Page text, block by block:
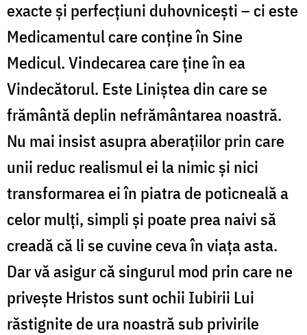
exacte și perfecțiuni duhovnicești – ci este
Medicamentul care conține în Sine
Medicul. Vindecarea care ține în ea
Vindecătorul. Este Liniștea din care se
frământă deplin nefrământarea noastră.
Nu mai insist asupra aberațiilor prin care
unii reduc realismul ei la nimic și nici
transformarea ei în piatra de poticneală a
celor mulți, simpli și poate prea naivi să
creadă că li se cuvine ceva în viața asta.
Dar vă asigur că singurul mod prin care ne
privește Hristos sunt ochii Iubirii Lui
răstignite de ura noastră sub privirile